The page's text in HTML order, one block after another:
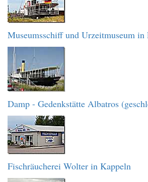
Museumsschiff und Urzeitmuseum in
Damp - Gedenkstätte Albatros
Fischräucherei Wolter in Kappeln